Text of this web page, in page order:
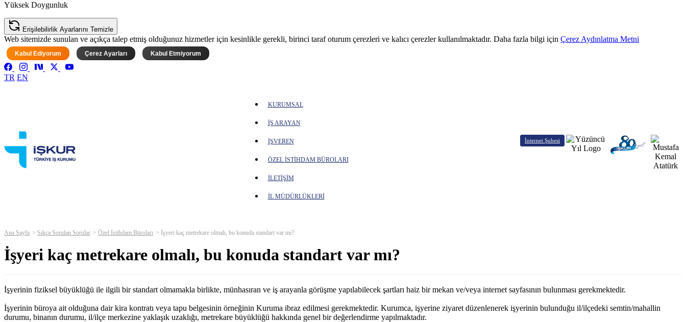
Yüksek Doygunluk
Erişilebilirlik Ayarlarını Temizle
Web sitemizde sunulan ve açıkça talep etmiş olduğunuz hizmetler için kesinlikle gerekli, birinci taraf oturum çerezleri ve kalıcı çerezler kullanılmaktadır. Daha fazla bilgi için Çerez Aydınlatma Metni
Kabul Ediyorum Çerez Ayarları Kabul Etmiyorum
TR EN
KURUMSAL
İŞ ARAYAN
İŞVEREN
ÖZEL İSTİHDAM BÜROLARI
İLETİŞİM
İL MÜDÜRLÜKLERİ
İnternet Şubesi
Ana Sayfa Sıkça Sorulan Sorular Özel İstihdam Büroları İşyeri kaç metrekare olmalı, bu konuda standart var mı?
İşyeri kaç metrekare olmalı, bu konuda standart var mı?
İşyerinin fiziksel büyüklüğü ile ilgili bir standart olmamakla birlikte, münhasıran ve iş arayanla görüşme yapılabilecek şartları haiz bir mekan ve/veya internet sayfasının bulunması gerekmektedir.
İşyerinin büroya ait olduğuna dair kira kontratı veya tapu belgesinin örneğinin Kuruma ibraz edilmesi gerekmektedir. Kurumca, işyerine ziyaret düzenlenerek işyerinin bulunduğu il/ilçedeki semtin/mahallin
durumu, binanın durumu, il/ilçe merkezine yaklaşık uzaklığı, metrekare büyüklüğü hakkında genel bir değerlendirme yapılmaktadır.